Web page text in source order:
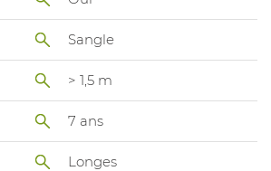
Sangle
> 1,5 m
7 ans
Longes